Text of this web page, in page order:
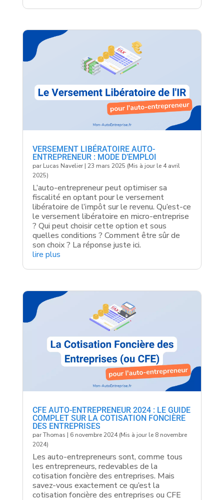
VERSEMENT LIBÉRATOIRE AUTO-
ENTREPRENEUR : MODE D’EMPLOI
par Lucas Navelier| 23 mars 2025 (Mis à jour le 4 avril
2025)
L’auto-entrepreneur peut optimiser sa
fiscalité en optant pour le versement
libératoire de l’impôt sur le revenu. Qu’est-ce
le versement libératoire en micro-entreprise
? Qui peut choisir cette option et sous
quelles conditions ? Comment être sûr de
son choix ? La réponse juste ici.
lire plus
CFE AUTO-ENTREPRENEUR 2024 : LE GUIDE
COMPLET SUR LA COTISATION FONCIÈRE
DES ENTREPRISES
parThomas | 6 novembre 2024 (Mis à jour le 8 novembre
2024)
Les auto-entrepreneurs sont, comme tous
les entrepreneurs, redevables de la
cotisation foncière des entreprises. Mais
savez-vous exactement ce qu’est la
cotisation foncière des entreprises ou CFE